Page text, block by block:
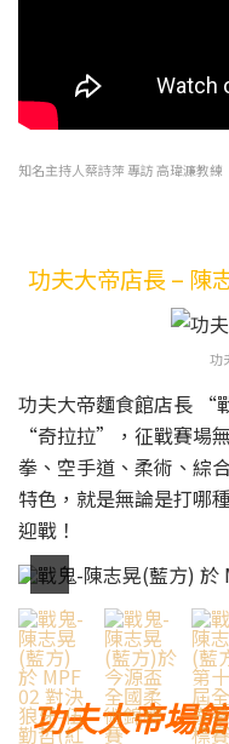
知名主持人蔡詩萍 專訪 高瑋濂教練
功夫大帝店長 – 陳
功
功夫大帝麵食館店長 “
“奇拉拉”，征戰賽場
拳、空手道、柔術、綜
特色，就是無論是打哪
迎戰！
功夫大帝場